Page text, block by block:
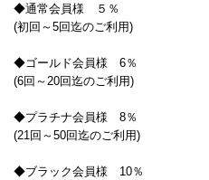
◆通常会員様 ５％
(初回～5回迄のご利用)
◆ゴールド会員様 6％
(6回～20回迄のご利用)
◆プラチナ会員様 8％
(21回～50回迄のご利用)
◆ブラック会員様 10％